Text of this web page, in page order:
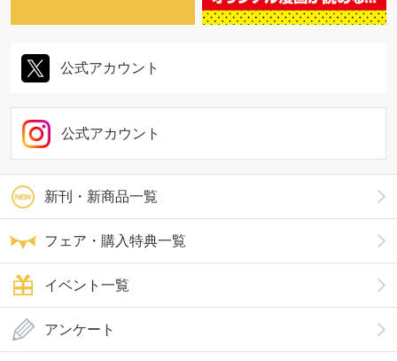
新刊・新商品一覧
フェア・購入特典一覧
イベント一覧
公式アカウント
公式アカウント
アンケート